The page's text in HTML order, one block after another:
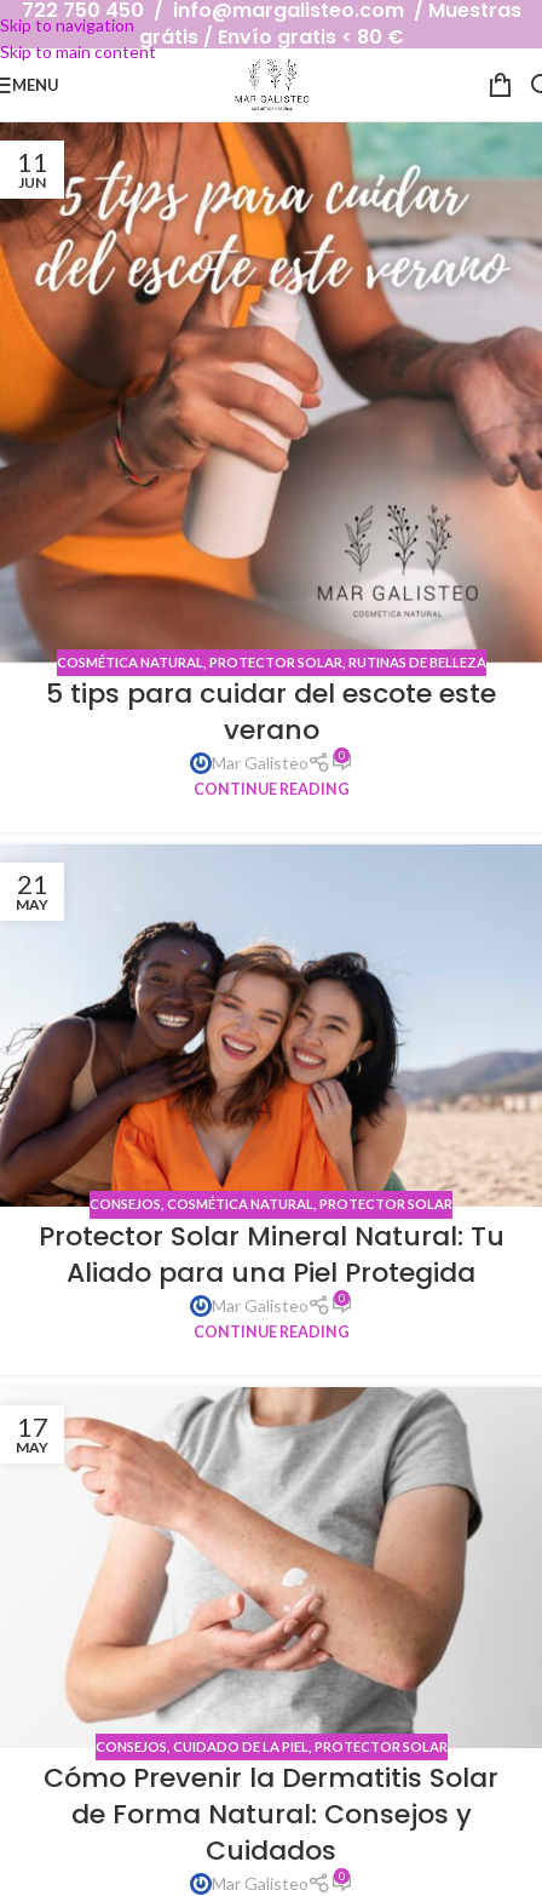
Skip to navigation
Skip to main content
722 750 450 / info@margalisteo.com / Muestras
grátis / Envío gratis < 80 €
MENU
11
JUN
COSMÉTICA NATURAL PROTECTOR SOLAR RUTINAS DE BELLEZA
5 tips para cuidar del escote este
verano
Mar Galisteo 0
CONTINUE READING
21
MAY
CONSEJOS COSMÉTICA NATURAL PROTECTOR SOLAR
Protector Solar Mineral Natural: Tu
Aliado para una Piel Protegida
Mar Galisteo 0
CONTINUE READING
17
MAY
CONSEJOS CUIDADO DE LA PIEL PROTECTOR SOLAR
Cómo Prevenir la Dermatitis Solar
de Forma Natural: Consejos y
Cuidados
Mar Galisteo 0